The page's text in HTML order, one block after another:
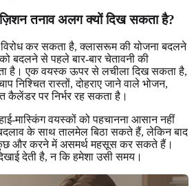
तनाव अलग क्यों दिख सकता है?
कर सकता है, क्लासरूम की योजना बदलने
बदलने से पहले बार-बार चेतावनी की
है। एक वयस्क ऊपर से लचीला दिख सकता है,
निश्चित रास्तों, दोहराए जाने वाले भोजन,
कैलेंडर पर निर्भर रह सकता है।
मास्किंग वयस्कों को पहचानना आसान नहीं
के साथ तालमेल बिठा सकते हैं, लेकिन बाद
और करने में असमर्थ महसूस कर सकते हैं।
देती है, न कि हमेशा उसी समय।